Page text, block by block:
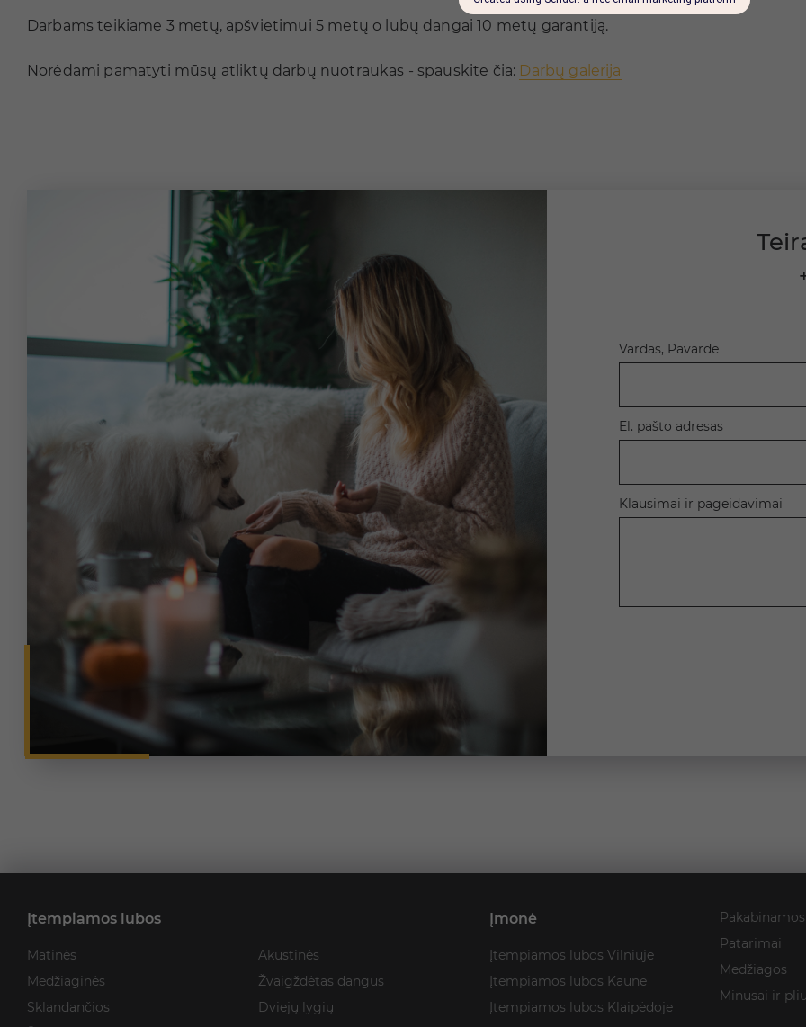
Darbams teikiame 3 metų, apšvietimui 5 metų o lubų dangai 10 metų garantiją.
Norėdami pamatyti mūsų atliktų darbų nuotraukas - spauskite čia: Darbų galerija
Vardas, Pavardė
El. pašto adresas
Klausimai ir pageidavimai
Įtempiamos lubos
Matinės
Medžiaginės
Sklandančios
Akustinės
Žvaigždėtas dangus
Dviejų lygių
Įmonė
Įtempiamos lubos Vilniuje
Įtempiamos lubos Kaune
Įtempiamos lubos Klaipėdoje
Patarimai
Medžiagos
Minusai ir